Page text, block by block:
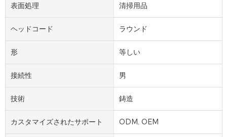
表面処理 清掃用品
ヘッドコード ラウンド
形 等しい
接続性 男
技術 鋳造
カスタマイズされたサポート ODM, OEM